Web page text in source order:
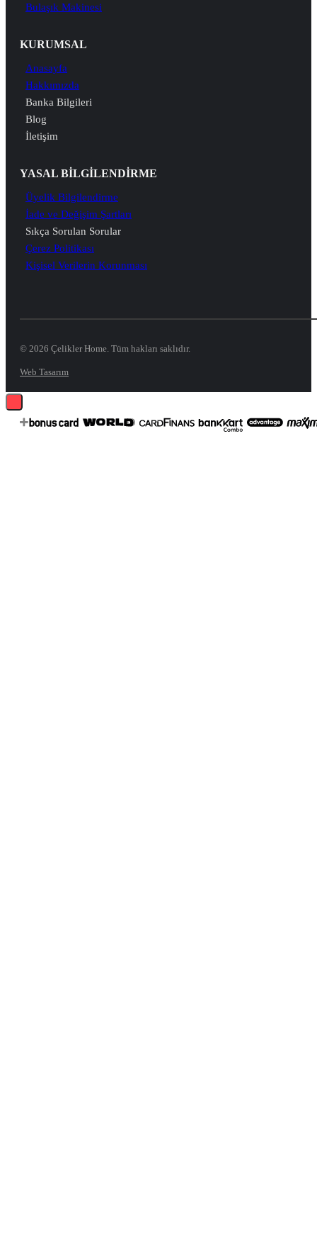
Bulaşık Makinesi
KURUMSAL
Anasayfa
Hakkımızda
Banka Bilgileri
Blog
İletişim
YASAL BİLGİLENDİRME
Üyelik Bilgilendirme
İade ve Değişim Şartları
Sıkça Sorulan Sorular
Çerez Politikası
Kişisel Verilerin Korunması
© 2026 Çelikler Home. Tüm hakları saklıdır.
Web Tasarım